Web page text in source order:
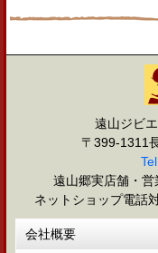
遠山ジビ
〒399-1311
遠山郷実店舗・営
ネットショップ電話
会社概要